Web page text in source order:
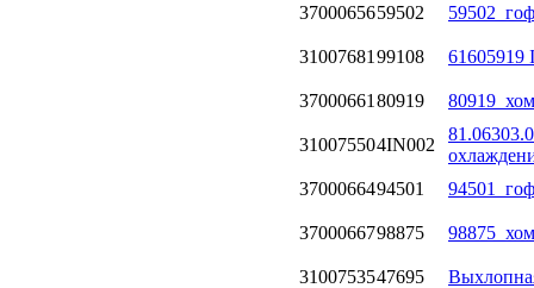
3700065659502
31007681 99108 61605919
37000661 80919
310075504IN002
3700066494501
3700066798875
3100753547695